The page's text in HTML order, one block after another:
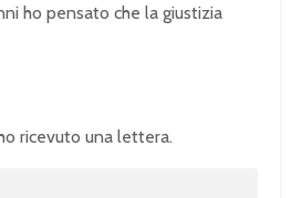
ho pensato che la giustizia
ricevuto una lettera.